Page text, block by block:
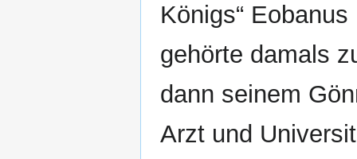
Königs“
gehörte damals
dann seinem
Arzt und